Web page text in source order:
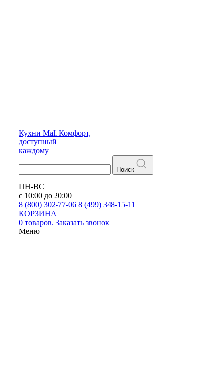
Кухни Mall Комфорт,
доступный
каждому
Поиск
ПН-ВС
с 10:00 до 20:00
8 (800) 302-77-06 8 (499) 348-15-11
КОРЗИНА
0 товаров. Заказать звонок
Меню